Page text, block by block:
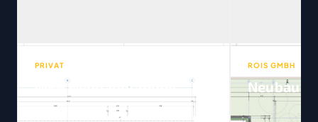
PRIVAT
MFH Neubauplanung
ROIS GMBH
Neubau